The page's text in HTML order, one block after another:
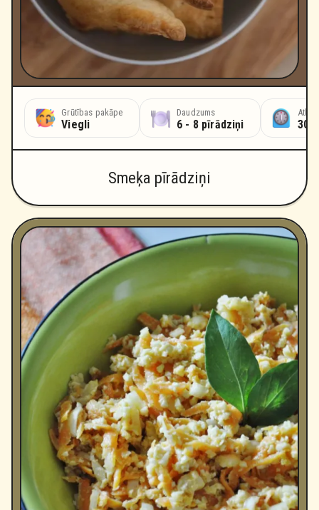
Grūtības pakāpe
Viegli
Daudzums
6 - 8 pīrādziņi 30
Smeķa pīrādziņi